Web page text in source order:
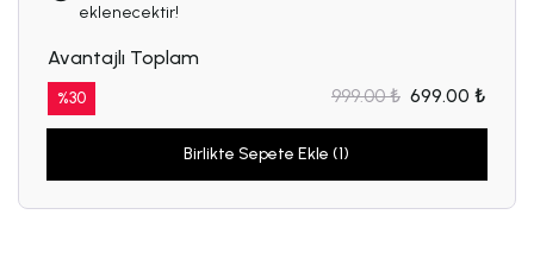
eklenecektir!
Avantajlı Toplam
%30 999.00 ₺ 699.00 ₺
Birlikte Sepete Ekle (1)